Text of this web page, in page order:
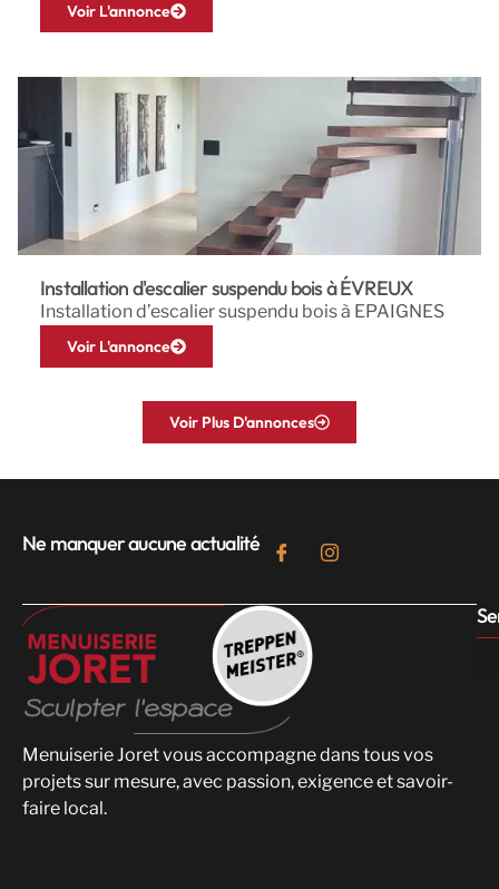
Voir L'annonce
Installation d'escalier suspendu bois à ÉVREUX
Installation d’escalier suspendu bois à EPAIGNES
Voir L'annonce
Voir Plus D'annonces
Ne manquer aucune actualité
Menuiserie Joret vous accompagne dans tous vos
projets sur mesure, avec passion, exigence et savoir-
faire local.